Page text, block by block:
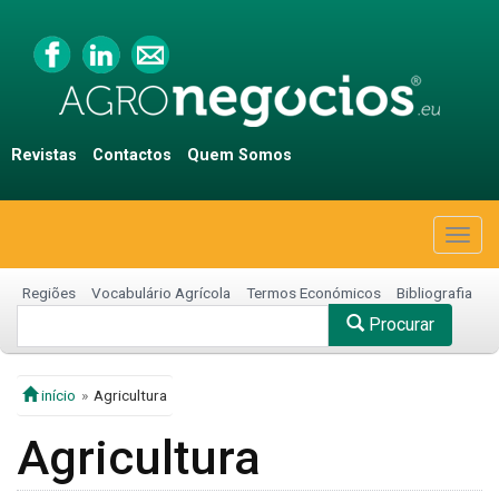
Revistas Contactos Quem Somos
Regiões Vocabulário Agrícola Termos Económicos Bibliografia
Procurar
início Agricultura
Agricultura